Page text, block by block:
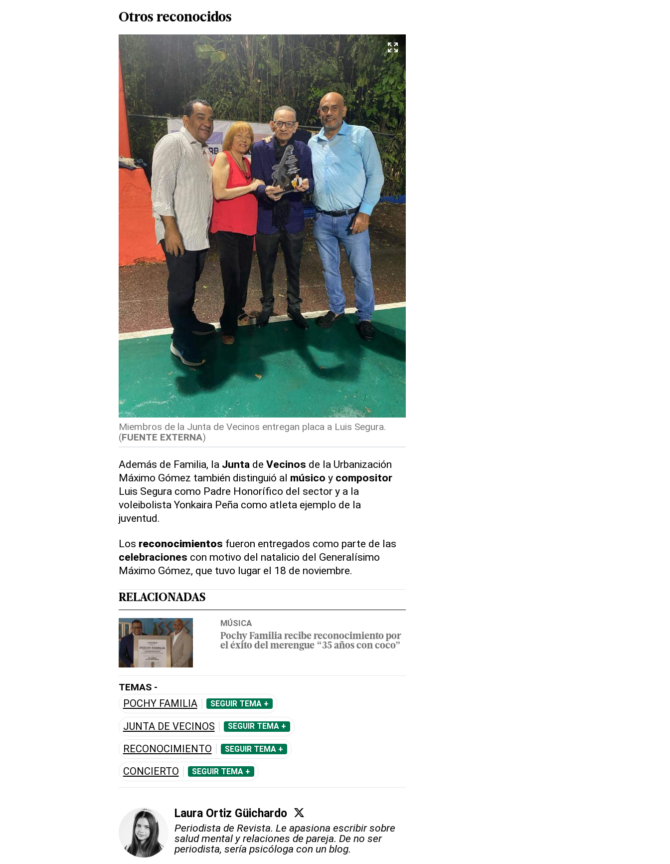
Otros reconocidos
Miembros de la Junta de Vecinos entregan placa a Luis Segura.
(FUENTE EXTERNA)
Además de Familia, la Juntade Vecinos de la Urbanización
Máximo Gómez también distinguió al músico y compositor
Luis Segura como Padre Honorífico del sector y a la
voleibolista Yonkaira Peña como atleta ejemplo de la
juventud.
Los reconocimientos fueron entregados como parte de las
celebraciones con motivo del natalicio del Generalísimo
Máximo Gómez, que tuvo lugar el 18 de noviembre.
RELACIONADAS
MÚSICA
Pochy Familia recibe reconocimiento por
el éxito del merengue “35 años con coco”
TEMAS -
POCHY FAMILIA SEGUIR TEMA +
JUNTA DE VECINOS SEGUIR TEMA +
RECONOCIMIENTO SEGUIR TEMA +
CONCIERTO SEGUIR TEMA +
Laura Ortiz Güichardo
Periodista de Revista. Le apasiona escribir sobre
salud mental y relaciones de pareja. De no ser
periodista, sería psicóloga con un blog.